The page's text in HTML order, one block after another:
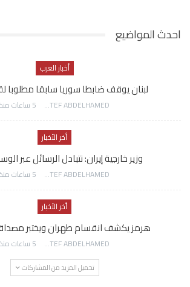
احدث المواضيع
أخبار العرب
لبنان يوقف ضابطا سوريا سابقا مطلوبا
AWATEF ABDELHAMED 5 ساعات منذ
أخر الأخبار
وزير خارجية إيران: نتبادل الرسائل عبر
AWATEF ABDELHAMED 5 ساعات منذ
أخر الأخبار
هرمز يكشف انقسام طهران ويختبر
AWATEF ABDELHAMED 5 ساعات منذ
تحميل المزيد من المشاركات